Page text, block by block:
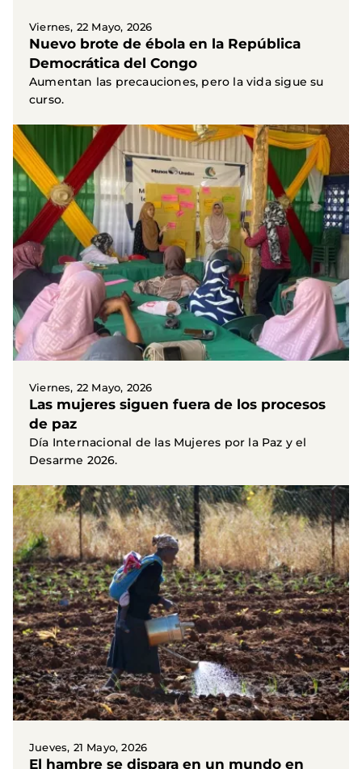
Viernes, 22 Mayo, 2026
Nuevo brote de ébola en la República
Democrática del Congo
Aumentan las precauciones, pero la vida sigue su
curso.
Viernes, 22 Mayo, 2026
Las mujeres siguen fuera de los procesos
de paz
Día Internacional de las Mujeres por la Paz y el
Desarme 2026.
Jueves, 21 Mayo, 2026
El hambre se dispara en un mundo en